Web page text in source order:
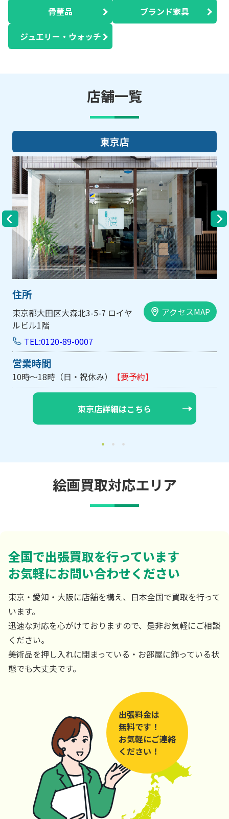
骨董品 ブランド家具
ジュエリー・ウォッチ
店舗一覧
大阪店
住所
大阪市中央区内平野町1-1-5 西大
手前ビル103号
アクセスMAP
TEL:0120-89-0007
営業時間
10時～18時（日・祝休み/土曜は不定休）
大阪店詳細はこちら
絵画買取対応エリア
全国で出張買取を行っています
お気軽にお問い合わせください
東京・愛知・大阪に店舗を構え、日本全国で買取を行って
います。
迅速な対応を心がけておりますので、是非お気軽にご相談
ください。
美術品を押し入れに閉まっている・お部屋に飾っている状
態でも大丈夫です。
出張料金は
無料です！
お気軽にご連絡
ください！